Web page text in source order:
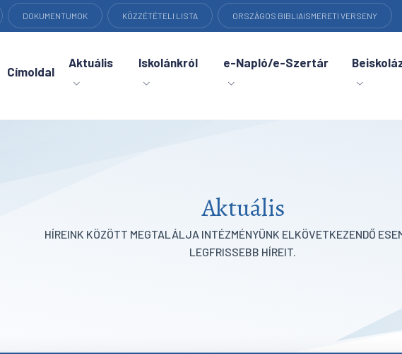
DOKUMENTUMOK KÖZZÉTÉTELI LISTA ORSZÁGOS BIBLIAISMERETI VERSENY
Címoldal
Aktuális Iskolánkról e-Napló/e-Szertár
Aktuális
HÍREINK KÖZÖTT MEGTALÁLJA INTÉZMÉNYÜNK ELKÖVETKEZENDŐ
LEGFRISSEBB HÍREIT.